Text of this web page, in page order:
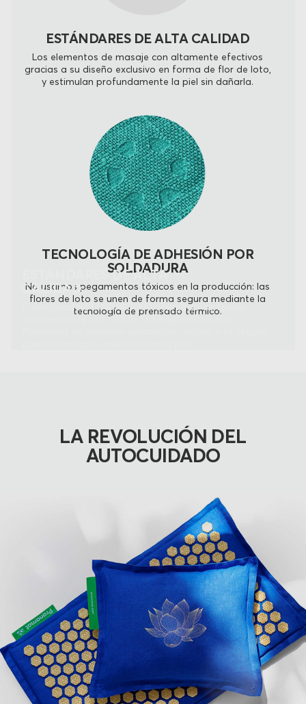
ESTÁNDARES DE ALTA CALIDAD
Los elementos de masaje con altamente efectivos
gracias a su diseño exclusivo en forma de flor de loto,
y estimulan profundamente la piel sin dañarla.
TECNOLOGÍA DE ADHESIÓN POR
SOLDADURA
No usamos pegamentos tóxicos en la producción: las
flores de loto se unen de forma segura mediante la
tecnología de prensado térmico.
ESTÁNDARES DE ALTA
CALIDAD
El certificado STANDARD 100 otorgado de forma
independiente por OEKO-TEX® garantiza que
LA REVOLUCIÓN DEL
AUTOCUIDADO